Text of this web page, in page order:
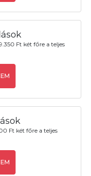
Ft két főre a teljes
Ft két főre a teljes